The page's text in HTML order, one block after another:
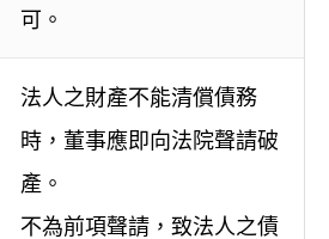
可。
法人之財產不能清償債務
時，董事應即向法院聲請破
產。
不為前項聲請，致法人之債